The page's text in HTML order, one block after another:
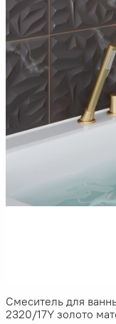
Смеситель для
2320/17Y золото